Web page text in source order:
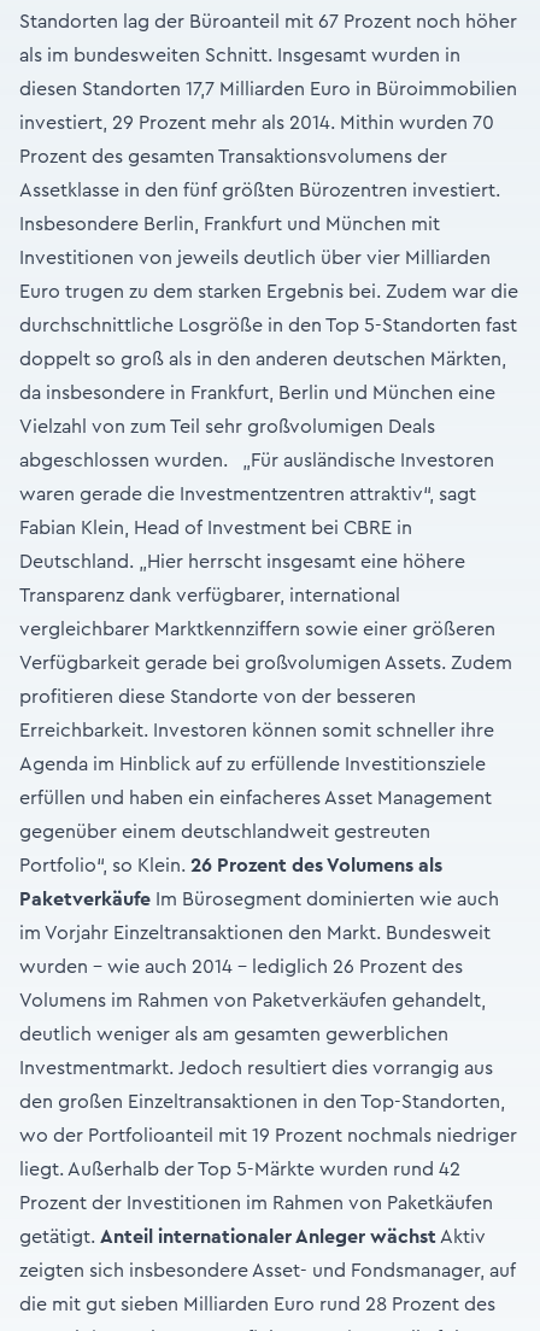
Standorten lag der Büroanteil mit 67 Prozent noch höher
als im bundesweiten Schnitt. Insgesamt wurden in
diesen Standorten 17,7 Milliarden Euro in Büroimmobilien
investiert, 29 Prozent mehr als 2014. Mithin wurden 70
Prozent des gesamten Transaktionsvolumens der
Assetklasse in den fünf größten Bürozentren investiert.
Insbesondere Berlin, Frankfurt und München mit
Investitionen von jeweils deutlich über vier Milliarden
Euro trugen zu dem starken Ergebnis bei. Zudem war die
durchschnittliche Losgröße in den Top 5-Standorten fast
doppelt so groß als in den anderen deutschen Märkten,
da insbesondere in Frankfurt, Berlin und München eine
Vielzahl von zum Teil sehr großvolumigen Deals
abgeschlossen wurden. „Für ausländische Investoren
waren gerade die Investmentzentren attraktiv“, sagt
Fabian Klein, Head of Investment bei CBRE in
Deutschland. „Hier herrscht insgesamt eine höhere
Transparenz dank verfügbarer, international
vergleichbarer Marktkennziffern sowie einer größeren
Verfügbarkeit gerade bei großvolumigen Assets. Zudem
profitieren diese Standorte von der besseren
Erreichbarkeit. Investoren können somit schneller ihre
Agenda im Hinblick auf zu erfüllende Investitionsziele
erfüllen und haben ein einfacheres Asset Management
gegenüber einem deutschlandweit gestreuten
Portfolio“, so Klein. 26 Prozent des Volumens als
Paketverkäufe Im Bürosegment dominierten wie auch
im Vorjahr Einzeltransaktionen den Markt. Bundesweit
wurden – wie auch 2014 – lediglich 26 Prozent des
Volumens im Rahmen von Paketverkäufen gehandelt,
deutlich weniger als am gesamten gewerblichen
Investmentmarkt. Jedoch resultiert dies vorrangig aus
den großen Einzeltransaktionen in den Top-Standorten,
wo der Portfolioanteil mit 19 Prozent nochmals niedriger
liegt. Außerhalb der Top 5-Märkte wurden rund 42
Prozent der Investitionen im Rahmen von Paketkäufen
getätigt. Anteil internationaler Anleger wächst Aktiv
zeigten sich insbesondere Asset- und Fondsmanager, auf
die mit gut sieben Milliarden Euro rund 28 Prozent des